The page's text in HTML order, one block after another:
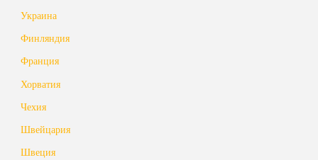
Украина
Финляндия
Франция
Хорватия
Чехия
Швейцария
Швеция